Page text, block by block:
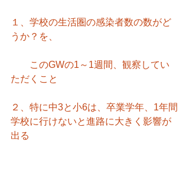
１、学校の生活圏の感染者数の数がど
うか？を、
このGWの1～1週間、観察してい
ただくこと
２、特に中3と小6は、卒業学年、1年間
学校に行けないと進路に大きく影響が
出る